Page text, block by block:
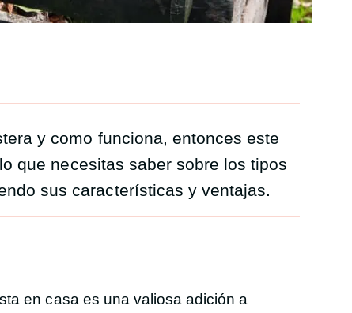
y como funciona, entonces este
que necesitas saber sobre los tipos
sus características y ventajas.
en casa es una valiosa adición a